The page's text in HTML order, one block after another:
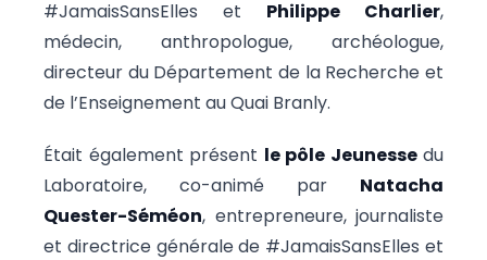
#JamaisSansElles et Philippe Charlier,
médecin, anthropologue, archéologue,
directeur du Département de la Recherche et
de l’Enseignement au Quai Branly.
Était également présent le pôle Jeunessedu
Laboratoire, co-animé par Natacha
Quester-Séméon, entrepreneure, journaliste
et directrice générale de #JamaisSansElles et